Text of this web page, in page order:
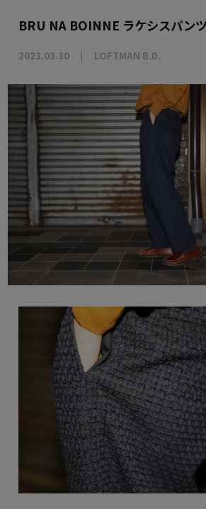
BRU NA BOINNE ラケシスパンツ
2023.03.30 LOFTMAN B.D.